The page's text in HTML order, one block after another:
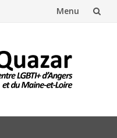
Menu